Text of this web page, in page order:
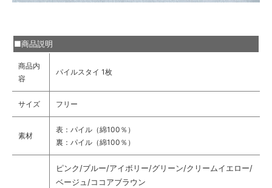
■商品説明
商品内
容
パイルスタイ 1枚
サイズ フリー
素材
表：パイル（綿100％）
裏：パイル（綿100％）
ピンク/ブルー/アイボリー/グリーン/クリームイエロー/
ベージュ/ココアブラウン